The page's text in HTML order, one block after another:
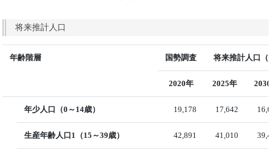
将来推計人口
年齢階層 国勢調査 将来推計人口（
2020年 2025年
年少人口（0～14歳） 19,178 17,642
生産年齢人口1（15～39歳） 42,891 41,010